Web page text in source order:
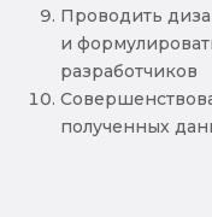
Проводить
и
разработчиков
полученных